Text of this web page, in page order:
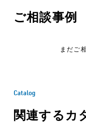
ご相談事例
まだご
Catalog
関連するカ